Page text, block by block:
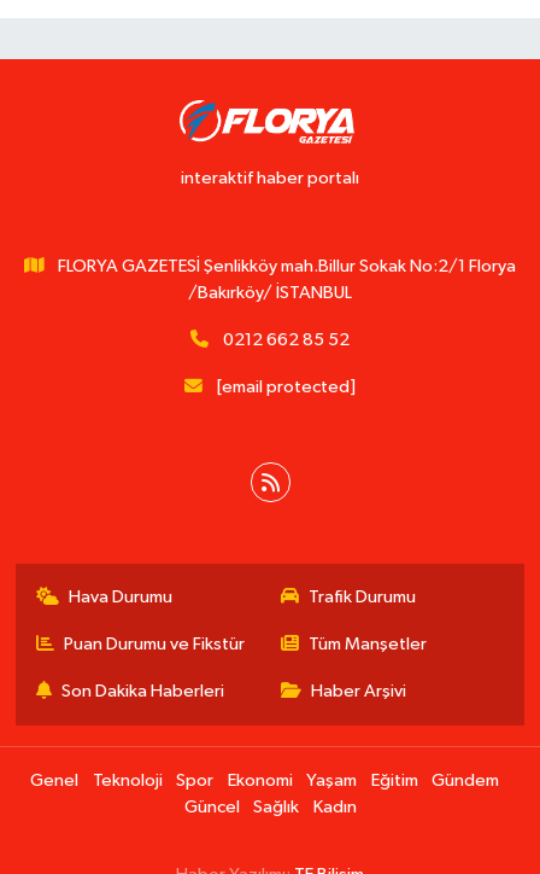
interaktif haber portalı
FLORYA GAZETESİ Şenlikköy mah.Billur Sokak No:2/1 Florya
/Bakırköy/ İSTANBUL
0212 662 85 52
[email protected]
Hava Durumu Trafik Durumu
Puan Durumu ve Fikstür Tüm Manşetler
Son Dakika Haberleri Haber Arşivi
Genel Teknoloji Spor Ekonomi Yaşam Eğitim
Gündem
Güncel
Sağlık Kadın